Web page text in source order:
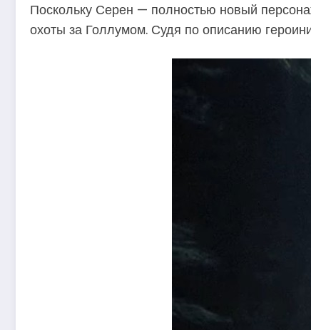
Поскольку Серен — полностью новый
охоты за Голлумом. Судя по описанию